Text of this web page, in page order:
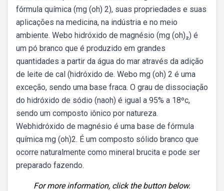
fórmula química (mg (oh) 2), suas propriedades e suas
aplicações na medicina, na indústria e no meio
ambiente. Webo hidróxido de magnésio (mg (oh)₂) é
um pó branco que é produzido em grandes
quantidades a partir da água do mar através da adição
de leite de cal (hidróxido de. Webo mg (oh) 2 é uma
exceção, sendo uma base fraca. O grau de dissociação
do hidróxido de sódio (naoh) é igual a 95% a 18ºc,
sendo um composto iônico por natureza.
Webhidróxido de magnésio é uma base de fórmula
química mg (oh)2. É um composto sólido branco que
ocorre naturalmente como mineral brucita e pode ser
preparado fazendo.
For more information, click the button below.